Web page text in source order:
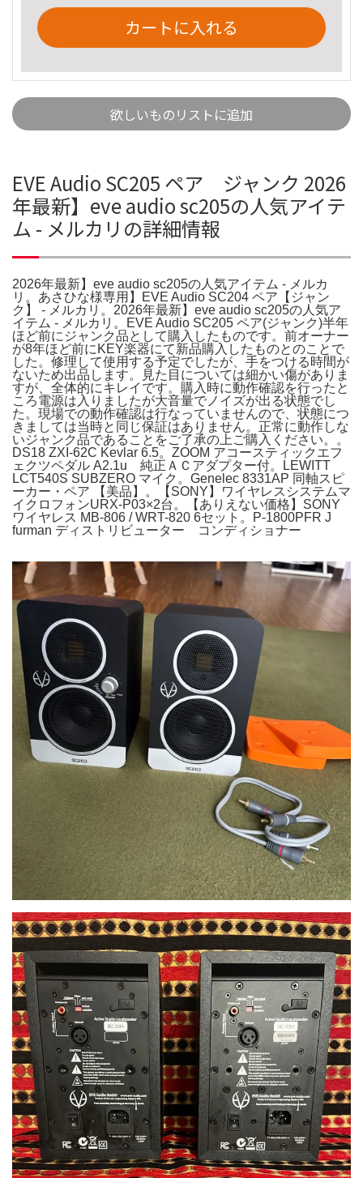
カートに入れる
欲しいものリストに追加
EVE Audio SC205 ペア ジャンク 2026
年最新】eve audio sc205の人気アイテ
ム - メルカリの詳細情報
2026年最新】eve audio sc205の人気アイテム - メルカ
リ。あさひな様専用】EVE Audio SC204 ペア【ジャン
ク】 - メルカリ。2026年最新】eve audio sc205の人気ア
イテム - メルカリ。EVE Audio SC205 ペア(ジャンク)半年
ほど前にジャンク品として購入したものです。前オーナー
が8年ほど前にKEY楽器にて新品購入したものとのことで
した。修理して使用する予定でしたが、手をつける時間が
ないため出品します。見た目については細かい傷がありま
すが、全体的にキレイです。購入時に動作確認を行ったと
ころ電源は入りましたが大音量でノイズが出る状態でし
た。現場での動作確認は行なっていませんので、状態につ
きましては当時と同じ保証はありません。正常に動作しな
いジャンク品であることをご了承の上ご購入ください。。
DS18 ZXI-62C Kevlar 6.5。ZOOM アコースティックエフ
ェクツペダル A2.1u 純正ＡＣアダプター付。LEWITT
LCT540S SUBZERO マイク。Genelec 8331AP 同軸スピ
ーカー・ペア 【美品】。【SONY】ワイヤレスシステムマ
イクロフォンURX-P03×2台。【ありえない価格】SONY
ワイヤレス MB-806 / WRT-820 6セット。P-1800PFR J
furman ディストリビューター コンディショナー